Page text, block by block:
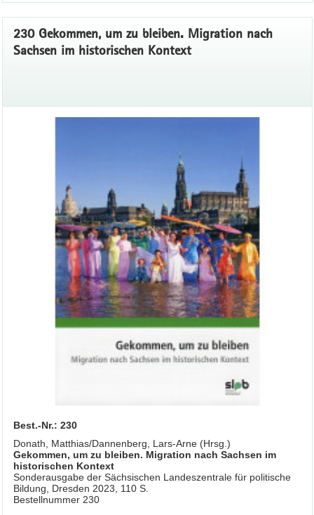
230 Gekommen, um zu bleiben. Migration nach
Sachsen im historischen Kontext
Best.-Nr.: 230
Donath, Matthias/Dannenberg, Lars-Arne (Hrsg.)
Gekommen, um zu bleiben. Migration nach Sachsen im
historischen Kontext
Sonderausgabe der Sächsischen Landeszentrale für politische
Bildung, Dresden 2023, 110 S.
Bestellnummer 230